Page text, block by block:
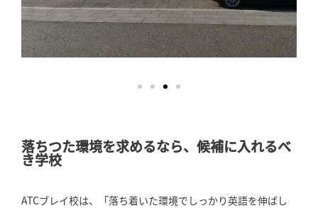
落ちつた環境を求めるなら、候補に入れるべ
き学校
ATCブレイ校は、「落ち着いた環境でしっかり英語を伸ばし